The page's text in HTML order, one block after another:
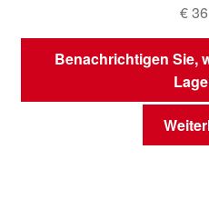
€
Benachrichtigen Sie,